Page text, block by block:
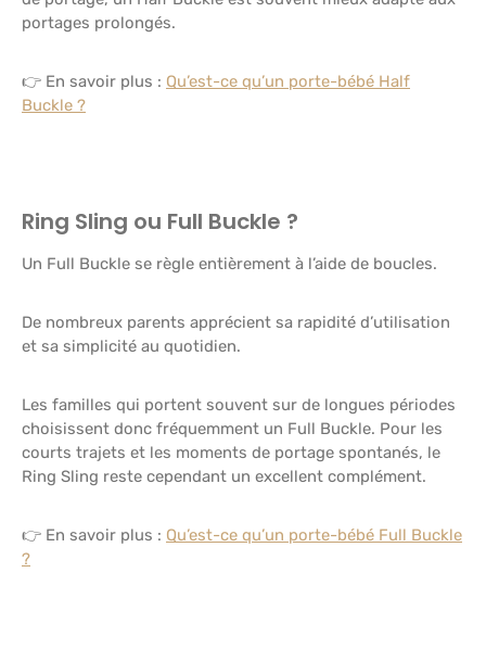
portages prolongés.
👉 En savoir plus : Qu’est-ce qu’un porte-bébé Half
Buckle ?
Ring Sling ou Full Buckle ?
Un Full Buckle se règle entièrement à l’aide de boucles.
De nombreux parents apprécient sa rapidité d’utilisation
et sa simplicité au quotidien.
Les familles qui portent souvent sur de longues périodes
choisissent donc fréquemment un Full Buckle. Pour les
courts trajets et les moments de portage spontanés, le
Ring Sling reste cependant un excellent complément.
👉 En savoir plus : Qu’est-ce qu’un porte-bébé Full Buckle
?